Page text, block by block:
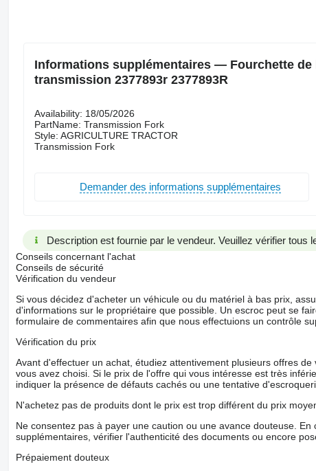
Informations supplémentaires — Fourchette de
transmission 2377893r 2377893R
Availability: 18/05/2026
PartName: Transmission Fork
Style: AGRICULTURE TRACTOR
Transmission Fork
Demander des informations supplémentaires
Description est fournie par le vendeur. Veuillez vérifier tous
Conseils concernant l'achat
Conseils de sécurité
Vérification du vendeur
Si vous décidez d'acheter un véhicule ou du matériel à bas prix,
d'informations sur le propriétaire que possible. Un escroc peut se
formulaire de commentaires afin que nous effectuions un contrôle
Vérification du prix
Avant d'effectuer un achat, étudiez attentivement plusieurs offres
vous avez choisi. Si le prix de l'offre qui vous intéresse est très
indiquer la présence de défauts cachés ou une tentative
N'achetez pas de produits dont le prix est trop différent du prix
Ne consentez pas à payer une caution ou une avance douteuse.
supplémentaires, vérifier l'authenticité des documents ou encore
Prépaiement douteux